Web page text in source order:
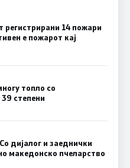
регистрирани 14 пожари
е пожарот кај
топло со
степени
дијалог и заеднички
македонско пчеларство